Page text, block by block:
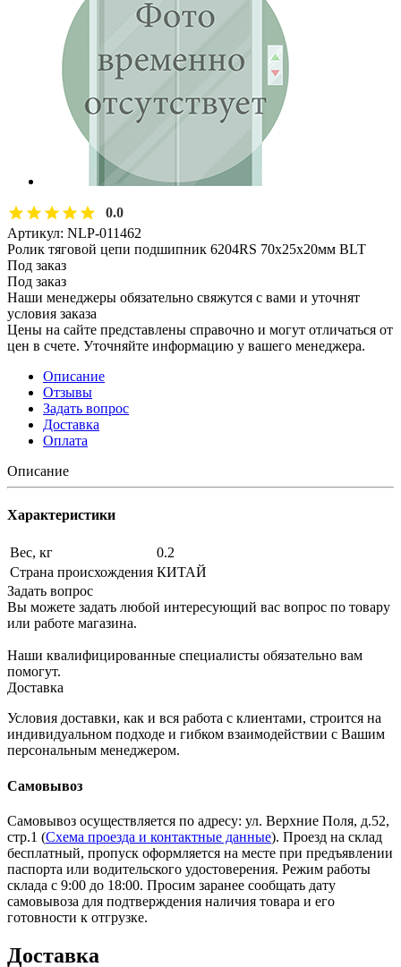
0.0
Артикул: NLP-011462
Ролик тяговой цепи подшипник 6204RS 70х25х20мм BLT
Под заказ
Под заказ
Наши менеджеры обязательно свяжутся с вами и уточнят
условия заказа
Цены на сайте представлены справочно и могут отличаться от
цен в счете. Уточняйте информацию у вашего менеджера.
Описание
Отзывы
Задать вопрос
Доставка
Оплата
Описание
Характеристики
Вес, кг
0.2
Страна происхождения КИТАЙ
Задать вопрос
Вы можете задать любой интересующий вас вопрос по товару
или работе магазина.
Наши квалифицированные специалисты обязательно вам
помогут.
Доставка
Условия доставки, как и вся работа с клиентами, строится на
индивидуальном подходе и гибком взаимодействии с Вашим
персональным менеджером.
Самовывоз
Самовывоз осуществляется по адресу: ул. Верхние Поля, д.52,
стр.1 (Схема проезда и контактные данные). Проезд на склад
бесплатный, пропуск оформляется на месте при предъявлении
паспорта или водительского удостоверения. Режим работы
склада с 9:00 до 18:00. Просим заранее сообщать дату
самовывоза для подтверждения наличия товара и его
готовности к отгрузке.
Доставка